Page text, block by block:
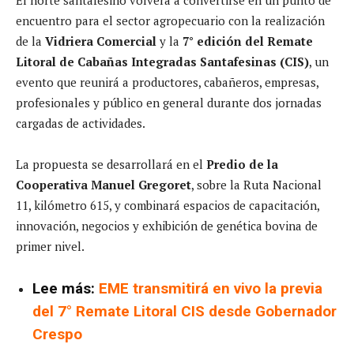
encuentro para el sector agropecuario con la realización
de la Vidriera Comercial y la 7° edición del Remate
Litoral de Cabañas Integradas Santafesinas (CIS), un
evento que reunirá a productores, cabañeros, empresas,
profesionales y público en general durante dos jornadas
cargadas de actividades.
La propuesta se desarrollará en el Predio de la
Cooperativa Manuel Gregoret, sobre la Ruta Nacional
11, kilómetro 615, y combinará espacios de capacitación,
innovación, negocios y exhibición de genética bovina de
primer nivel.
Lee más: EME transmitirá en vivo la previa
del 7° Remate Litoral CIS desde Gobernador
Crespo